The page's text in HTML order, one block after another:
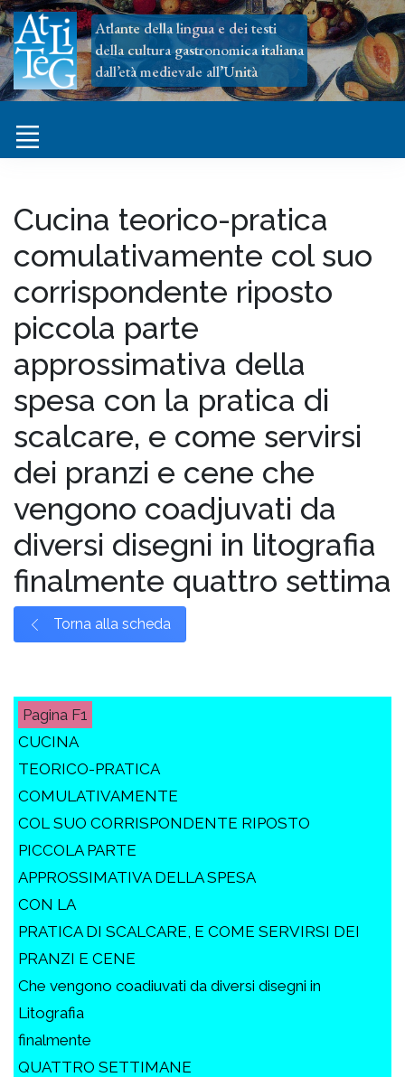
Atlante della lingua e dei testi
della cultura gastronomica italiana
dall’età medievale all’Unità
Cucina teorico-pratica
comulativamente col suo
corrispondente riposto
piccola parte
approssimativa della
spesa con la pratica di
scalcare, e come servirsi
dei pranzi e cene che
vengono coadjuvati da
diversi disegni in litografia
finalmente quattro settima
Torna alla scheda
F1
CUCINA
TEORICO-PRATICA
COMULATIVAMENTE
COL SUO CORRISPONDENTE RIPOSTO
PICCOLA PARTE
APPROSSIMATIVA DELLA SPESA
CON LA
PRATICA DI SCALCARE, E COME SERVIRSI DEI
PRANZI E CENE
Che vengono coadiuvati da diversi disegni in
Litografia
finalmente
QUATTRO SETTIMANE